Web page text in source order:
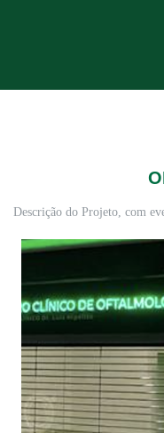
Descrição do Projeto, com